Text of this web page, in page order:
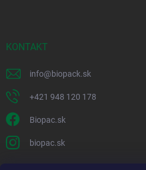
KONTAKT
info@biopack.sk
+421 948 120 178
Biopac.sk
biopac.sk